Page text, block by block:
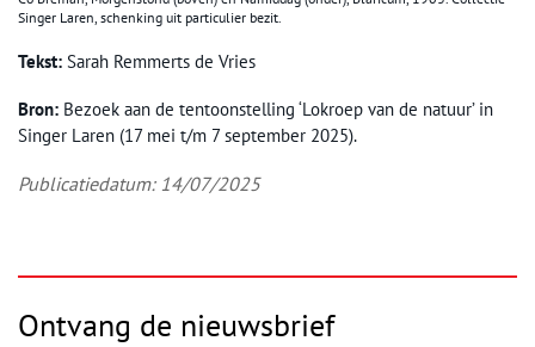
Singer Laren, schenking uit particulier bezit.
Tekst: Sarah Remmerts de Vries
Bron: Bezoek aan de tentoonstelling ‘Lokroep van de natuur’ in
Singer Laren (17 mei t/m 7 september 2025).
Publicatiedatum: 14/07/2025
Ontvang de nieuwsbrief